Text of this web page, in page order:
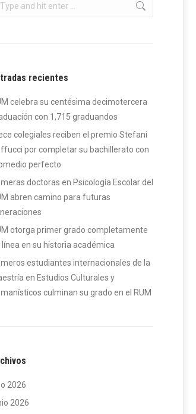
recientes
celebra su centésima decimotercera
con 1,715 graduandos
colegiales reciben el premio Stefani
por completar su bachillerato con
perfecto
doctoras en Psicología Escolar del
abren camino para futuras
otorga primer grado completamente
línea en su historia académica
estudiantes internacionales de la
en Estudios Culturales y
culminan su grado en el RUM
2026
2026